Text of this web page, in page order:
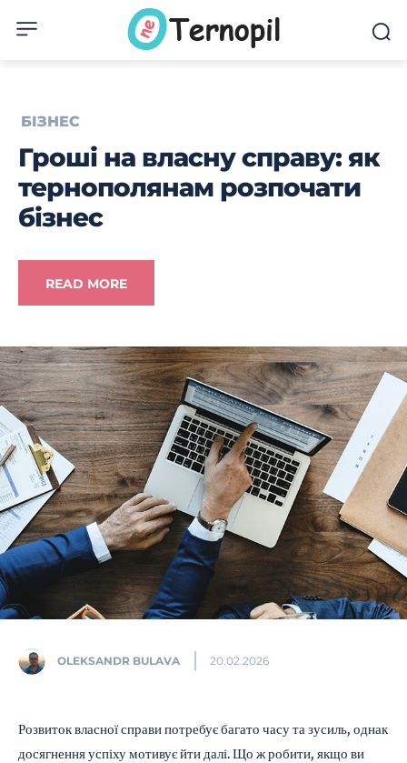
БІЗНЕС
Гроші на власну справу: як
тернополянам розпочати
бізнес
READ MORE
OLEKSANDR BULAVA 20.02.2026
Розвиток власної справи потребує багато часу та зусиль, однак
досягнення успіху мотивує йти далі. Що ж робити, якщо ви